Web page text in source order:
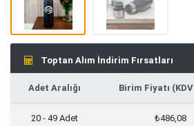
Toptan Alım İndirim Fırsatları
Adet Aralığı Birim Fiyatı
20 - 49 Adet ₺486,08